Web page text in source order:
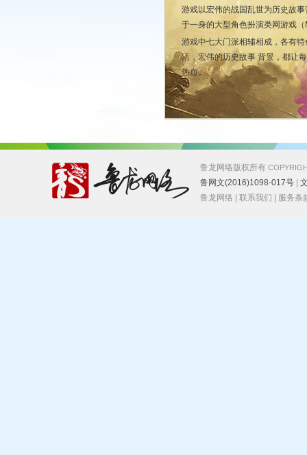
游戏以宏伟的战国乱世为历史故
于一身的大型角色扮演类网游戏
游戏中七大门派相辅相成，各有
活，宏伟的历史故事 背景，都让
热血。
鲁龙网络版权所有
鲁网文(2016)1098-017号
鲁龙网络
联系我们 服务条